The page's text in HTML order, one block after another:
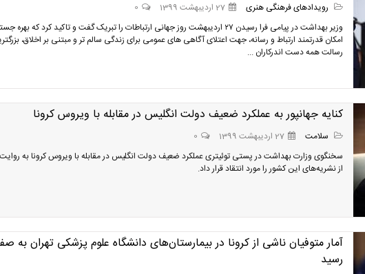
رویدادهای فرهنگی هنری 27 اردیبهشت 1399
0
وزیر بهداشت در پیامی فرا رسیدن ۲۷ اردیبهشت روز جهانی ارتباطات را تبریک گفت و تاکید کرد که بهره
امکان قدرتمند ارتباط و رسانه، جهت اعتلای آگاهی های عمومی برای زندگی سالم تر و مبتنی بر اخلاق،
رسالت همه دست اندرکاران ...
کنایه جهانپور به عملکرد ضعیف دولت انگلیس در مقابله با ویروس کرونا
سلامت 27 اردیبهشت 1399
0
سخنگوی وزارت بهداشت در پستی توئیتری عملکرد ضعیف دولت انگلیس در مقابله با ویروس کرونا به
از نشریه‌های این کشور را مورد انتقاد قرار داد.
آمار متوفیان ناشی از کرونا در بیمارستان‌های دانشگاه علوم پزشکی تهران به
رسید